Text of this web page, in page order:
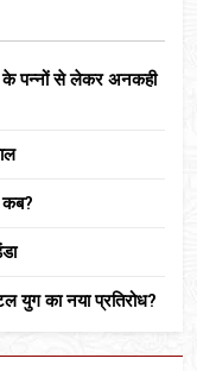
के पन्नों से लेकर अनकही
कब?
युग का नया प्रतिरोध?